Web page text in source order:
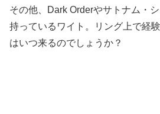
その他、Dark Orderやサトナム・
持っているワイト。リング上で経
はいつ来るのでしょうか？